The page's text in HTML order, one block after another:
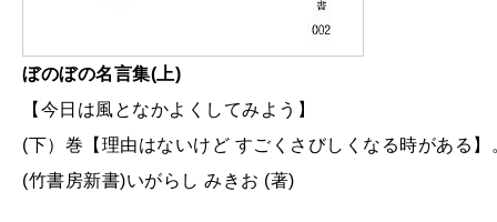
ぼのぼの名言集(上)
【今日は風となかよくしてみよう】
(下）巻【理由はないけど すごくさびしくなる時がある】
(竹書房新書)いがらし みきお (著)